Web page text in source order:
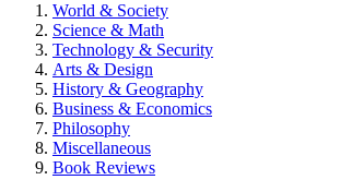
World & Society
Science & Math
Technology & Security
Arts & Design
History & Geography
Business & Economics
Philosophy
Miscellaneous
Book Reviews